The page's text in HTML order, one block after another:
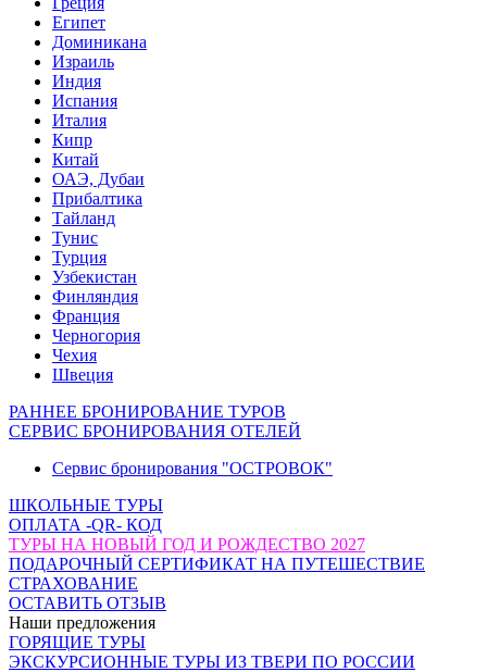
Египет
Доминикана
Израиль
Индия
Испания
Италия
Кипр
Китай
ОАЭ, Дубаи
Прибалтика
Тайланд
Тунис
Турция
Узбекистан
Финляндия
Франция
Черногория
Чехия
Швеция
РАННЕЕ БРОНИРОВАНИЕ ТУРОВ
СЕРВИС БРОНИРОВАНИЯ ОТЕЛЕЙ
Сервис бронирования "ОСТРОВОК"
ШКОЛЬНЫЕ ТУРЫ
ОПЛАТА -QR- КОД
ТУРЫ НА НОВЫЙ ГОД И РОЖДЕСТВО 2027
ПОДАРОЧНЫЙ СЕРТИФИКАТ НА ПУТЕШЕСТВИЕ
СТРАХОВАНИЕ
ОСТАВИТЬ ОТЗЫВ
Наши предложения
ГОРЯЩИЕ ТУРЫ
ЭКСКУРСИОННЫЕ ТУРЫ ИЗ ТВЕРИ ПО РОССИИ